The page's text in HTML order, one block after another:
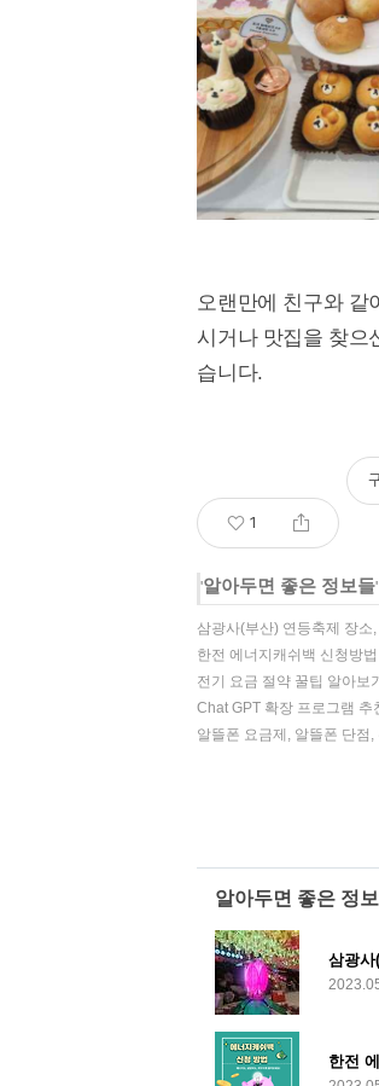
오랜만에 친구와 같
시거나 맛집을 찾으
습니다.
1
'알아두면 좋은 정보들
삼광사(부산) 연등축제 장소
한전 에너지캐쉬백 신청방
전기 요금 절약 꿀팁 알아보
Chat GPT 확장 프로그램 추
알뜰폰 요금제, 알뜰폰 단점,
알아두면 좋은 정
삼광
한전